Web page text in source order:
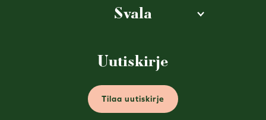
Svala
Uutiskirje
Tilaa uutiskirje